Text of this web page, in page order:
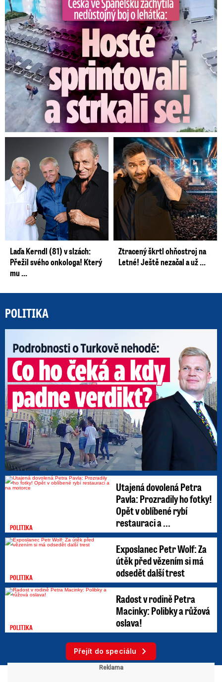
Laďa Kerndl (81) v slzách:
Přežil svého onkologa! Který
mu ...
Ztracený škrtl ohňostroj na
Letné! Ještě nezačal a už ...
POLITIKA
POLITIKA
Utajená dovolená Petra
Pavla: Prozradily ho fotky!
Opět v oblíbené rybí
restauraci a ...
POLITIKA
Exposlanec Petr Wolf: Za
útěk před vězením si má
odsedět další trest
POLITIKA
Radost v rodině Petra
Macinky: Polibky a růžová
oslava!
Přejít do speciálu